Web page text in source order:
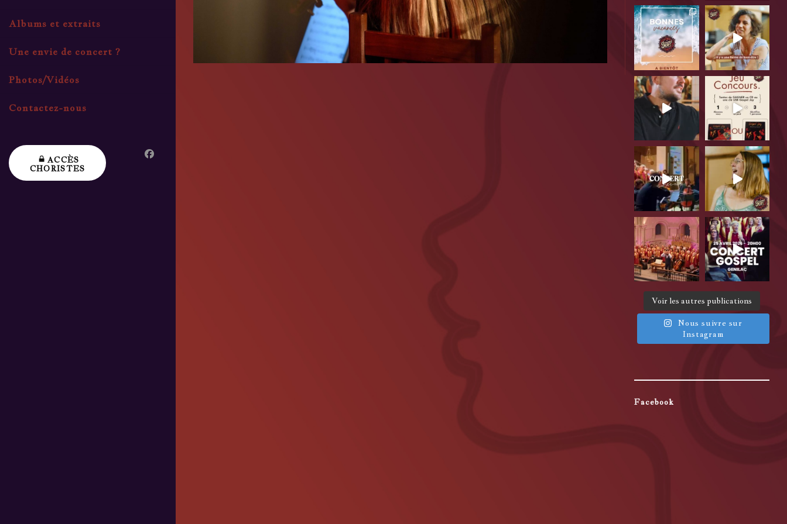
Albums et extraits
Une envie de concert ?
Photos/Vidéos
Contactez-nous
ACCÈS
CHORISTES
Voir les autres publications
Nous suivre sur
Instagram
Facebook